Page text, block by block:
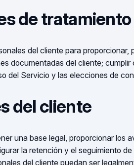
de tratamiento
del cliente para
documentadas del cliente;
del Servicio y las elecciones de
del cliente
una base legal, proporcionar los
la retención y el seguimiento
del cliente puedan ser